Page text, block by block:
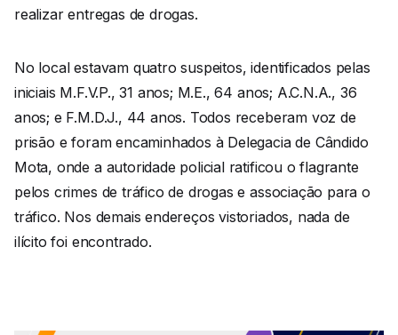
realizar entregas de drogas.
No local estavam quatro suspeitos, identificados pelas
iniciais M.F.V.P., 31 anos; M.E., 64 anos; A.C.N.A., 36
anos; e F.M.D.J., 44 anos. Todos receberam voz de
prisão e foram encaminhados à Delegacia de Cândido
Mota, onde a autoridade policial ratificou o flagrante
pelos crimes de tráfico de drogas e associação para o
tráfico. Nos demais endereços vistoriados, nada de
ilícito foi encontrado.